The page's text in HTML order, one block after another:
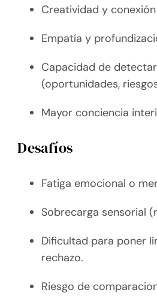
Creatividad y
Empatía y
Capacidad de
(oportunidades,
Mayor conciencia
Desafíos
Fatiga emocional o
Sobrecarga sensorial
Dificultad para poner
rechazo.
Riesgo de